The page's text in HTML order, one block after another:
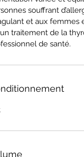
souffrant
et aux femmes
traitement de la
de santé.